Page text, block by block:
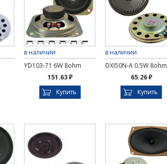
в наличии
YD103-71 6W 8ohm
151.63 ₽
Купить
в наличии
DXI50N-A 0.5W 8ohm
65.26 ₽
Купить